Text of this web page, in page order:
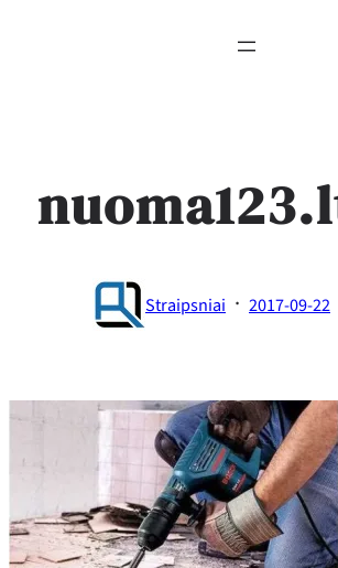
Straipsniai · 2017-09-22